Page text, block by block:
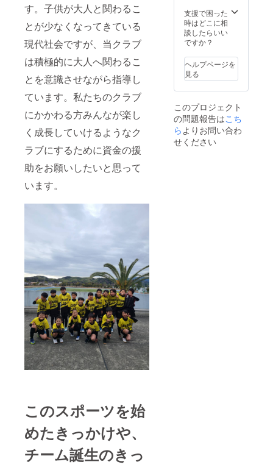
す。子供が大人と関わるこ
とが少なくなってきている
現代社会ですが、当クラブ
は積極的に大人へ関わるこ
とを意識させながら指導し
ています。私たちのクラブ
にかかわる方みんなが楽し
く成長していけるようなク
ラブにするために資金の援
助をお願いしたいと思って
います。
このスポーツを始
めたきっかけや、
チーム誕生のきっ
支援で困った
時はどこに相
談したらいい
ですか？
ヘルプページを
見る
このプロジェクト
の問題報告はこち
ら よりお問い合わ
せください